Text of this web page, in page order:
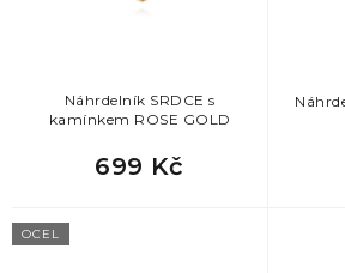
Náhrdelník SRDCE s
kamínkem ROSE GOLD
699 Kč
OCEL